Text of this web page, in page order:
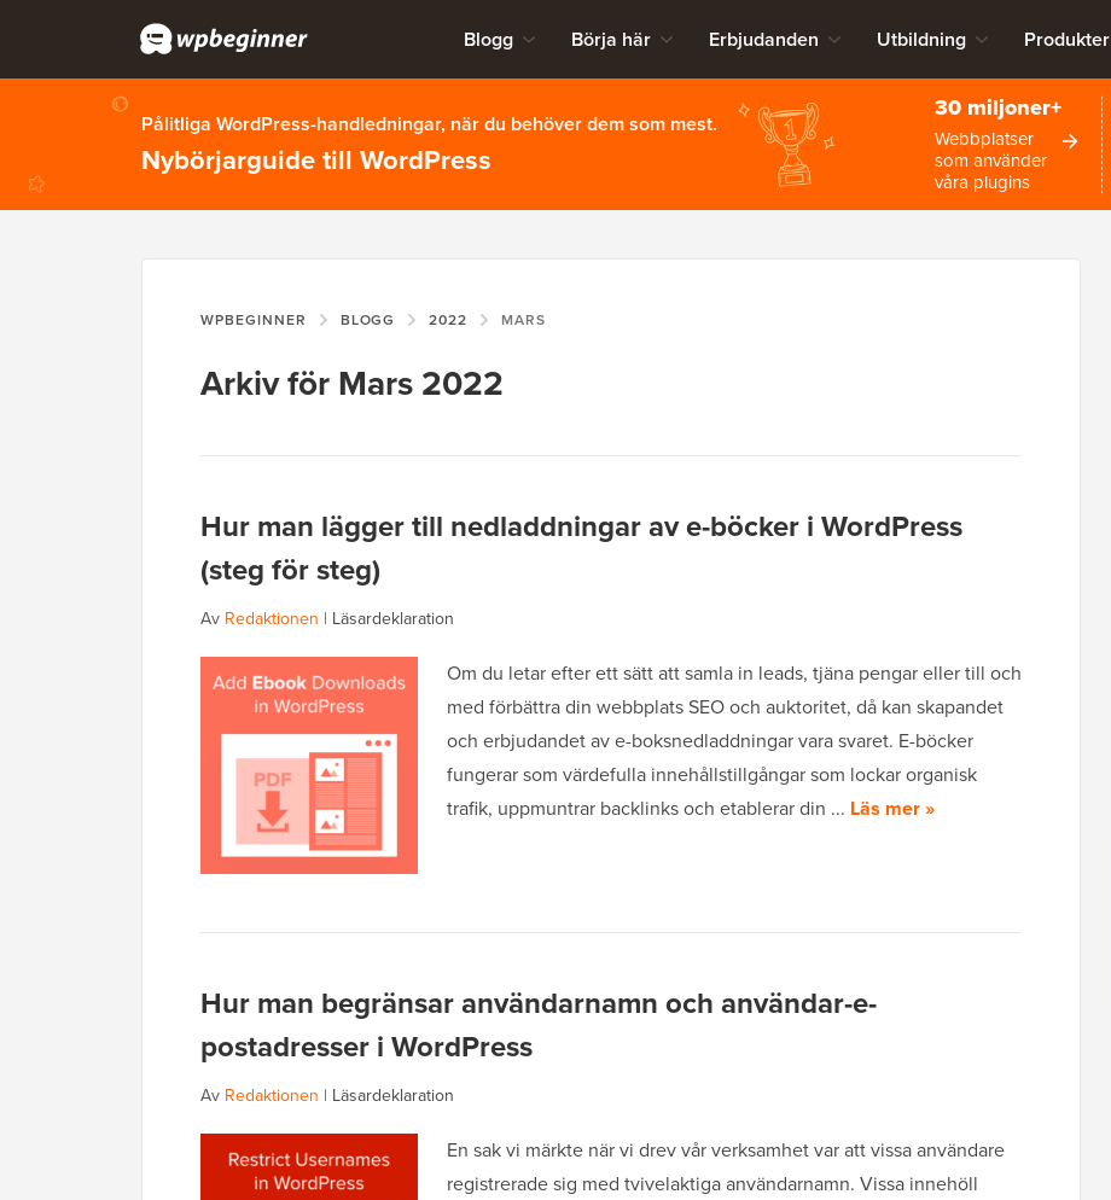
Blogg Börja här Erbjudanden Utbildning Produkter
Pålitliga WordPress-handledningar, när du behöver dem som mest.
Nybörjarguide till WordPress
30 miljoner+
Webbplatser
som använder
våra plugins
WPBEGINNER BLOGG 2022 MARS
Arkiv för Mars 2022
Hur man lägger till nedladdningar av e-böcker i WordPress
(steg för steg)
Av Redaktionen | Läsardeklaration
Om du letar efter ett sätt att samla in leads, tjäna pengar eller till och
med förbättra din webbplats SEO och auktoritet, då kan skapandet
och erbjudandet av e-boksnedladdningar vara svaret. E-böcker
fungerar som värdefulla innehållstillgångar som lockar organisk
trafik, uppmuntrar backlinks och etablerar din ... Läs mer »
Hur man begränsar användarnamn och användar-e-
postadresser i WordPress
Av Redaktionen | Läsardeklaration
En sak vi märkte när vi drev vår verksamhet var att vissa användare
registrerade sig med tvivelaktiga användarnamn. Vissa innehöll